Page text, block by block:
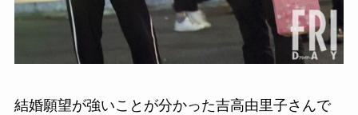
結婚願望が強いことが分かった吉高由里子さんで